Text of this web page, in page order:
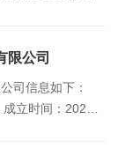
限公司
司信息如下：
立时间：2022.